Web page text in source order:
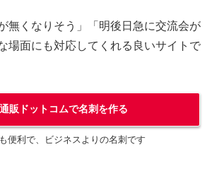
無くなりそう」「明後日急に交流会が
場面にも対応してくれる良いサイトで
販ドットコムで名刺を作る
便利で、ビジネスよりの名刺です